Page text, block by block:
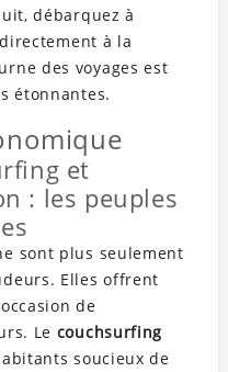
débarquez à
à la
des voyages est
étonnantes.
et
: les peuples
sont plus seulement
Elles offrent
de
Le couchsurfing
soucieux de